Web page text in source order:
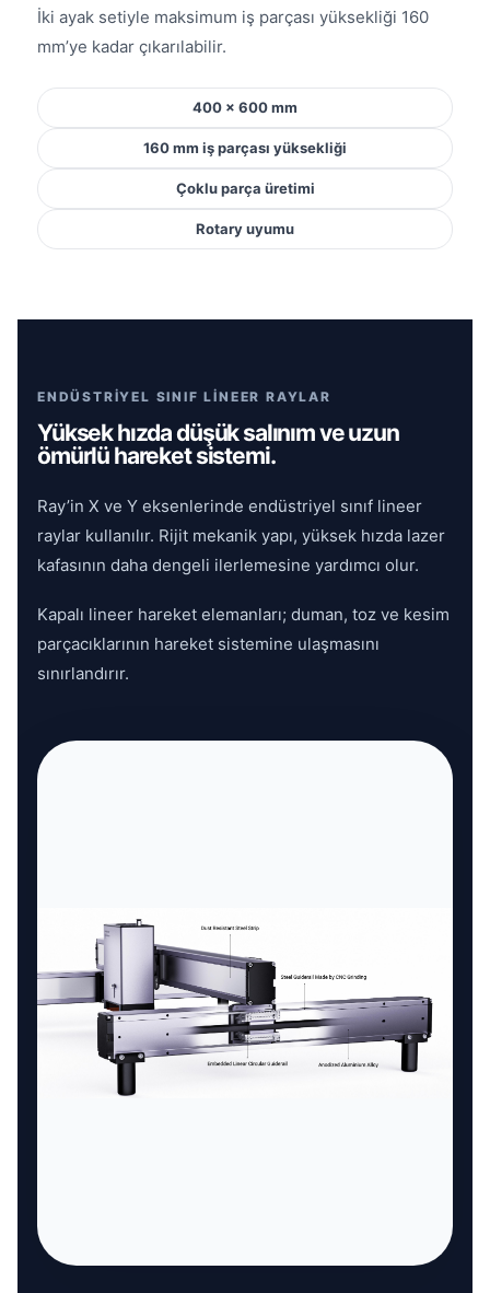
İki ayak setiyle maksimum iş parçası yüksekliği 160
mm’ye kadar çıkarılabilir.
400 × 600 mm
160 mm iş parçası yüksekliği
Çoklu parça üretimi
Rotary uyumu
ENDÜSTRİYEL SINIF LİNEER RAYLAR
Yüksek hızda düşük salınım ve uzun
ömürlü hareket sistemi.
Ray’in X ve Y eksenlerinde endüstriyel sınıf lineer
raylar kullanılır. Rijit mekanik yapı, yüksek hızda lazer
kafasının daha dengeli ilerlemesine yardımcı olur.
Kapalı lineer hareket elemanları; duman, toz ve kesim
parçacıklarının hareket sistemine ulaşmasını
sınırlandırır.